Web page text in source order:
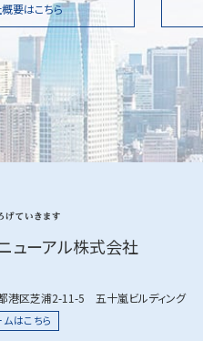
要はこちら
ューアル株式会社
区芝浦2-11-5 五十嵐ビルディング
はこちら